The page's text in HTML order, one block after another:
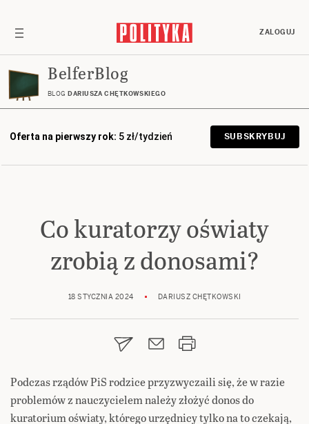
ZALOGUJ
BelferBlog
BLOG DARIUSZA CHĘTKOWSKIEGO
Oferta na pierwszy rok: 5 zł/tydzień SUBSKRYBUJ
Co kuratorzy oświaty
zrobią z donosami?
18 STYCZNIA 2024 DARIUSZ CHĘTKOWSKI
Podczas rządów PiS rodzice przyzwyczaili się, że w razie
problemów z nauczycielem należy złożyć donos do
kuratorium oświaty, którego urzędnicy tylko na to czekają,